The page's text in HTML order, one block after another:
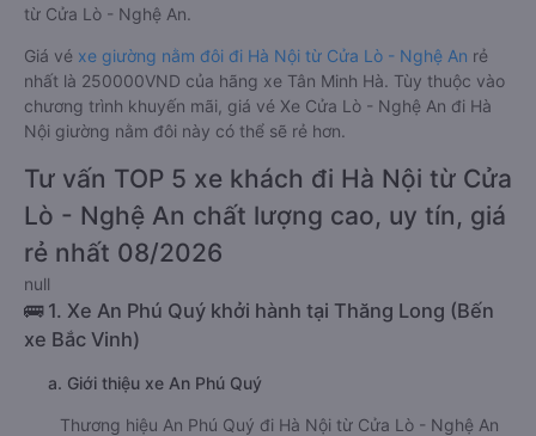
từ Cửa Lò - Nghệ An.
Giá vé xe giường nằm đôi đi Hà Nội từ Cửa Lò - Nghệ An rẻ
nhất là 250000VND của hãng xe Tân Minh Hà. Tùy thuộc vào
chương trình khuyến mãi, giá vé Xe Cửa Lò - Nghệ An đi Hà
Nội giường nằm đôi này có thể sẽ rẻ hơn.
Tư vấn TOP 5 xe khách đi Hà Nội từ Cửa
Lò - Nghệ An chất lượng cao, uy tín, giá
rẻ nhất 08/2026
null
🚌 1. Xe An Phú Quý khởi hành tại Thăng Long (Bến
xe Bắc Vinh)
a. Giới thiệu xe An Phú Quý
Thương hiệu An Phú Quý đi Hà Nội từ Cửa Lò - Nghệ An